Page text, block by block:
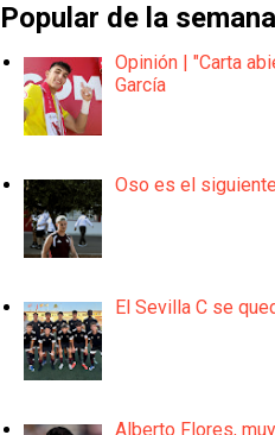
Popular de la semana
Opinión | "Carta
García
Oso es el
El Sevilla C se
Alberto Flores,